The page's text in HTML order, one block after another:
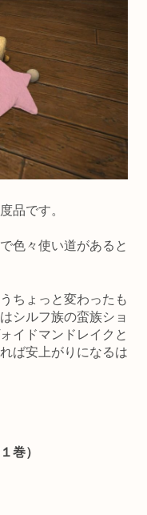
品です。
色々使い道があると
ちょっと変わったも
シルフ族の蛮族ショ
イドマンドレイクと
ば安上がりになるは
巻）